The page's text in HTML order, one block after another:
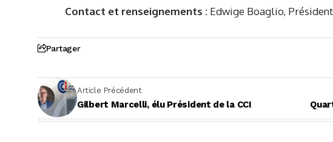
Contact et renseignements : Edwige Boaglio,
Partager
Article Précédent
Gilbert Marcelli, élu Président de la CCI